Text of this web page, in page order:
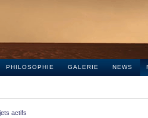
PHILOSOPHIE GALERIE NEWS
actifs